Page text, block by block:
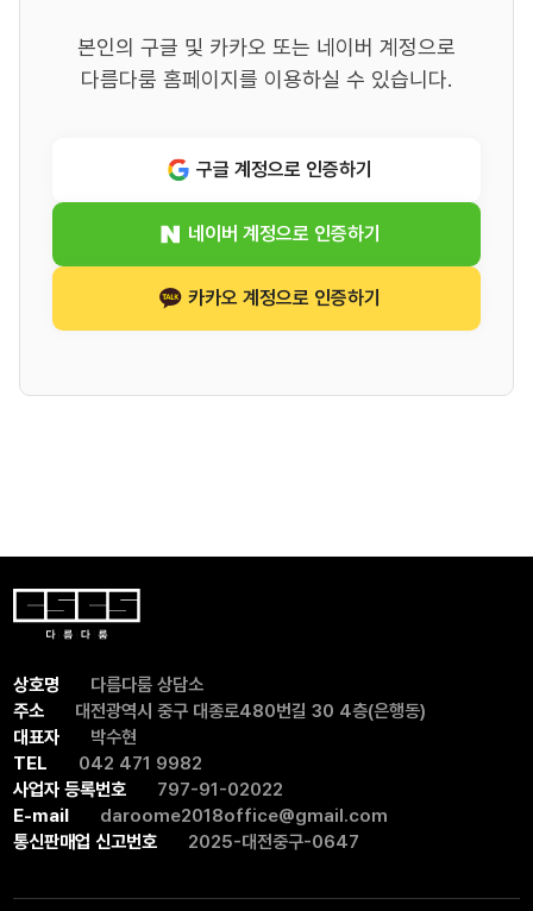
본인의 구글 및 카카오 또는 네이버 계정으로
다름다룸 홈페이지를 이용하실 수 있습니다.
구글 계정으로 인증하기
네이버 계정으로 인증하기
카카오 계정으로 인증하기
상호명
다름다룸 상담소
주소
대전광역시 중구 대종로480번길 30 4층(은행동)
대표자
박수현
TEL
042 471 9982
사업자 등록번호
797-91-02022
E-mail
daroome2018office@gmail.com
통신판매업 신고번호
2025-대전중구-0647